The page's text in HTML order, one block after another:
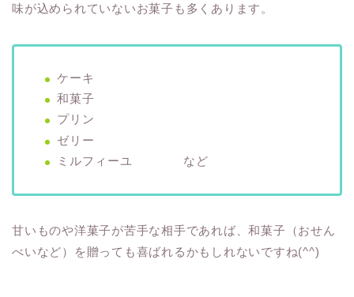
味が込められていないお菓子も多くあります。
ケーキ
和菓子
プリン
ゼリー
ミルフィーユ など
甘いものや洋菓子が苦手な相手であれば、和菓子（おせん
べいなど）を贈っても喜ばれるかもしれないですね(^^)